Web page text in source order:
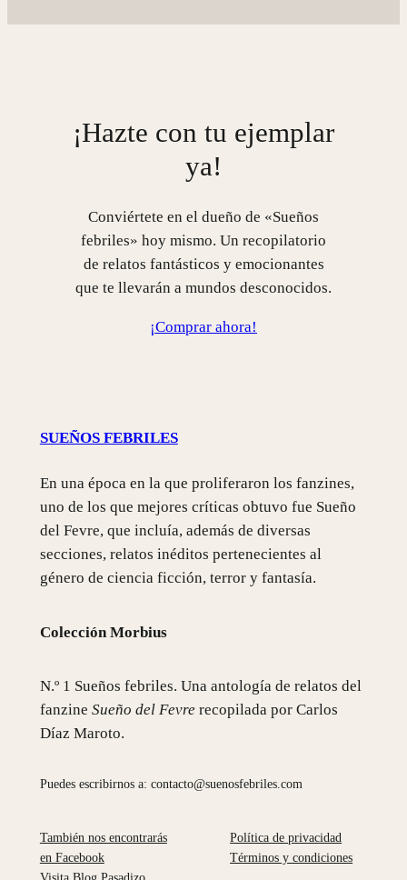
¡Hazte con tu ejemplar
ya!
Conviértete en el dueño de «Sueños
febriles» hoy mismo. Un recopilatorio
de relatos fantásticos y emocionantes
que te llevarán a mundos desconocidos.
¡Comprar ahora!
SUEÑOS FEBRILES
En una época en la que proliferaron los fanzines,
uno de los que mejores críticas obtuvo fue Sueño
del Fevre, que incluía, además de diversas
secciones, relatos inéditos pertenecientes al
género de ciencia ficción, terror y fantasía.
Colección Morbius
N.º 1 Sueños febriles. Una antología de relatos del
fanzine Sueño del Fevre recopilada por Carlos
Díaz Maroto.
Puedes escribirnos a: contacto@suenosfebriles.com
También nos encontrarás
en Facebook
Política de privacidad
Términos y condiciones